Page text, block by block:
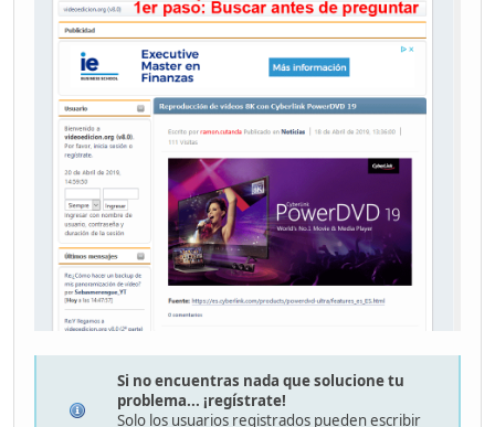
Si no encuentras nada que solucione tu
problema... ¡regístrate!
Solo los usuarios registrados pueden escribir